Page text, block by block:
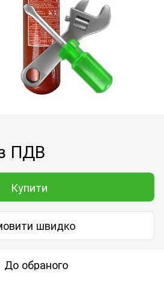
ПДВ
Купити
швидко
До обраного